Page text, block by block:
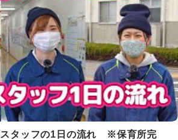
スタッフの1日の流れ ※保育所完